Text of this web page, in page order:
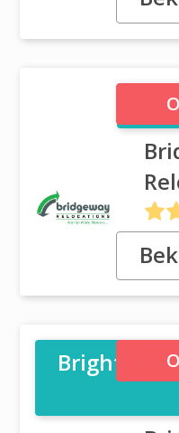
uit
BrightLink